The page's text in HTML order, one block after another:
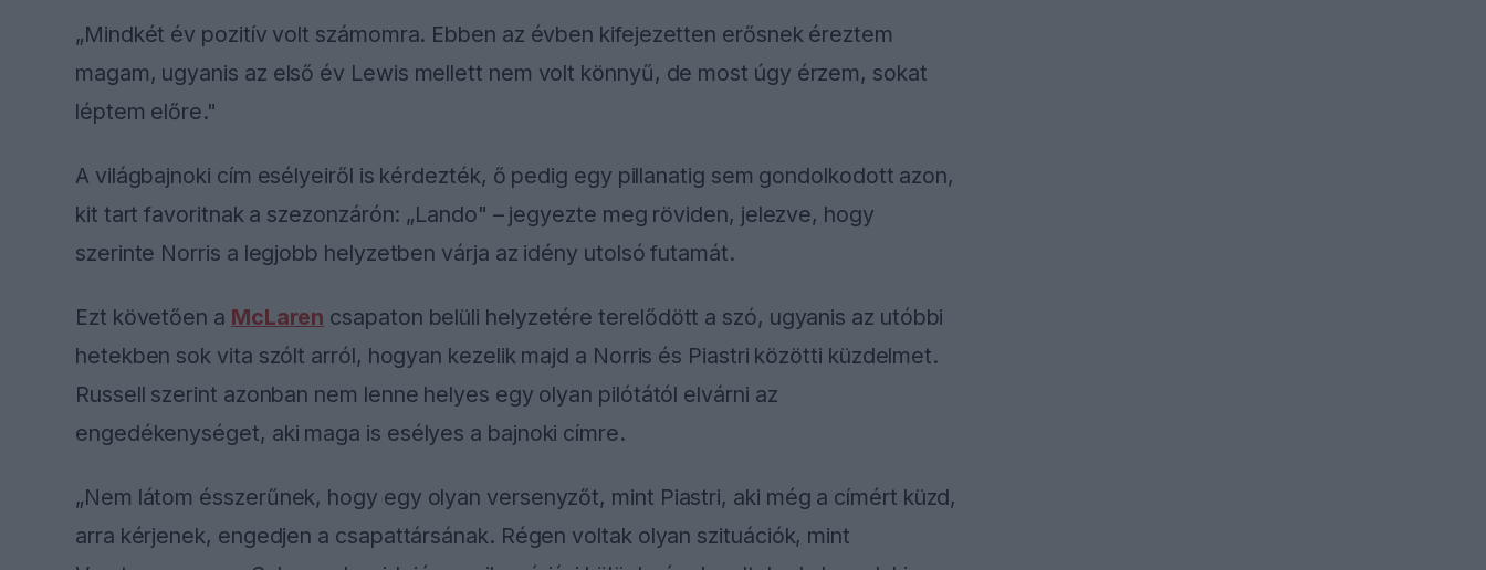
„Mindkét év pozitív volt számomra. Ebben az évben kifejezetten erősnek éreztem
magam, ugyanis az első év Lewis mellett nem volt könnyű, de most úgy érzem, sokat
léptem előre."
A világbajnoki cím esélyeiről is kérdezték, ő pedig egy pillanatig sem gondolkodott azon,
kit tart favoritnak a szezonzárón: „Lando" – jegyezte meg röviden, jelezve, hogy
szerinte Norris a legjobb helyzetben várja az idény utolsó futamát.
Ezt követően a McLaren csapaton belüli helyzetére terelődött a szó, ugyanis az utóbbi
hetekben sok vita szólt arról, hogyan kezelik majd a Norris és Piastri közötti küzdelmet.
Russell szerint azonban nem lenne helyes egy olyan pilótától elvárni az
engedékenységet, aki maga is esélyes a bajnoki címre.
„Nem látom ésszerűnek, hogy egy olyan versenyzőt, mint Piastri, aki még a címért küzd,
arra kérjenek, engedjen a csapattársának. Régen voltak olyan szituációk, mint